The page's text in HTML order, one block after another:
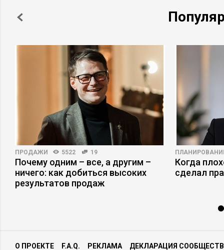
ПРОДАЖИ 5522 19
Почему одним – все, а другим –
ничего: как добиться высоких
результатов продаж
Когда
сделал
О ПРОЕКТЕ F.A.Q. РЕКЛАМА ДЕКЛАРАЦИЯ